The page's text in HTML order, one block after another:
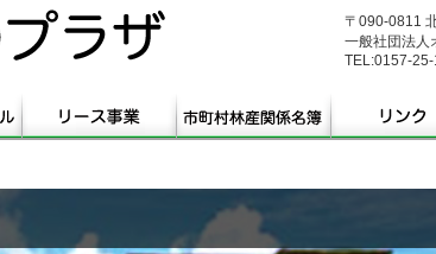
〒090-0811
一般社団法人
TEL:0157-